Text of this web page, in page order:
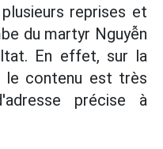
reprises et
du martyr Nguyễn
En effet, sur la
le contenu est très
précise à